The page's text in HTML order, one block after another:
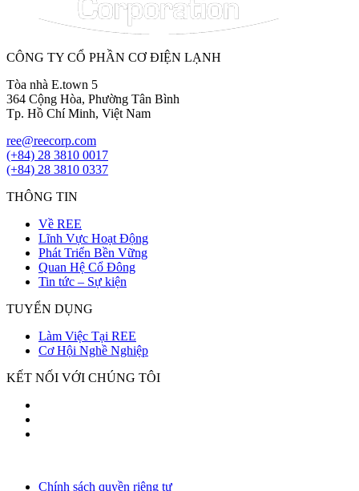
CÔNG TY CỔ PHẦN CƠ ĐIỆN LẠNH
Tòa nhà E.town 5
364 Cộng Hòa, Phường Tân Bình
Tp. Hồ Chí Minh, Việt Nam
ree@reecorp.com
(+84) 28 3810 0017
(+84) 28 3810 0337
THÔNG TIN
Về REE
Lĩnh Vực Hoạt Động
Phát Triển Bền Vững
Quan Hệ Cổ Đông
Tin tức – Sự kiện
TUYỂN DỤNG
Làm Việc Tại REE
Cơ Hội Nghề Nghiệp
KẾT NỐI VỚI CHÚNG TÔI
Chính sách quyền riêng tư